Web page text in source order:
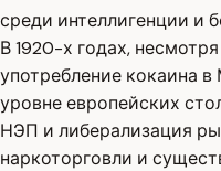
среди интеллигенции и
В 1920-х годах,
употребление кокаина
уровне европейских
НЭП и либерализация
наркоторговли и